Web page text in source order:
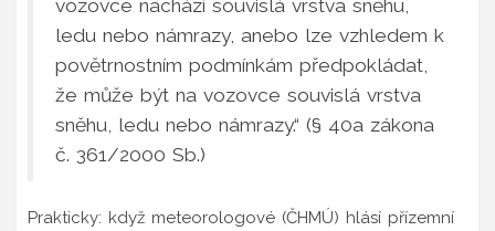
vozovce nachází souvislá vrstva sněhu,
ledu nebo námrazy, anebo lze vzhledem k
povětrnostním podmínkám předpokládat,
že může být na vozovce souvislá vrstva
sněhu, ledu nebo námrazy.“ (§ 40a zákona
č. 361/2000 Sb.)
Prakticky: když meteorologové (ČHMÚ) hlásí přízemní